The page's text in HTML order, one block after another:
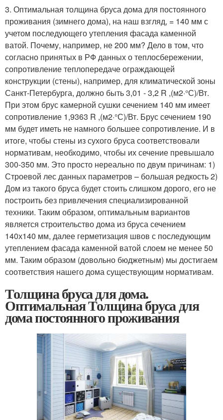
3. Оптимальная толщина бруса дома для постоянного
проживания (зимнего дома), на наш взгляд, = 140 мм с
учетом последующего утепления фасада каменной
ватой. Почему, например, не 200 мм? Дело в том, что
согласно принятых в РФ данных о теплосбережении,
сопротивление теплопередаче ограждающей
конструкции (стены), например, для климатической зоны
Санкт-Петербурга, должно быть 3,01 - 3,2 R ,(м2·°С)/Вт.
При этом брус камерной сушки сечением 140 мм имеет
сопротивление 1,9363 R ,(м2·°С)/Вт. Брус сечением 190
мм будет иметь не намного большее сопротивление. И в
итоге, чтобы стены из сухого бруса соответствовали
нормативам, необходимо, чтобы их сечение превышало
300-350 мм. Это просто нереально по двум причинам: 1)
Строевой лес данных параметров – большая редкость 2)
Дом из такого бруса будет стоить слишком дорого, его не
построить без привлечения специализированной
техники. Таким образом, оптимальным вариантов
является строительство дома из бруса сечением
140х140 мм, далее герметизация швов с последующим
утеплением фасада каменной ватой слоем не менее 50
мм. Таким образом (довольно бюджетным) мы достигаем
соответствия нашего дома существующим нормативам.
Толщина бруса для дома.
Оптимальная Толщина бруса для
дома постоянного проживания